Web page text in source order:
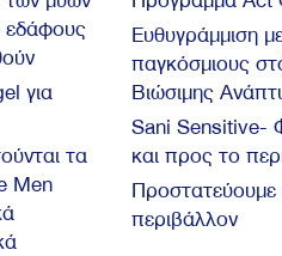
εδάφους
για
τα
Men
Ευθυγράμμιση
παγκόσμιους
Βιώσιμης
Sani Sensitive-
και προς το
Προστατεύουμε
περιβάλλον